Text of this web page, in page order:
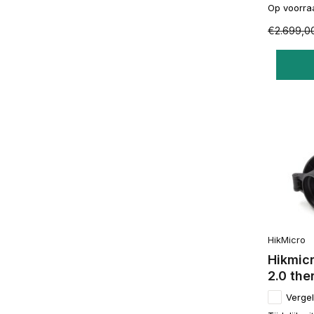
Op
HikMicro
2.0